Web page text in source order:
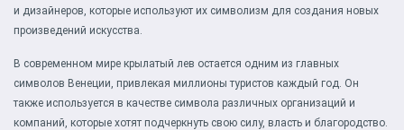
и дизайнеров, которые используют их символизм для создания новых
произведений искусства.
В современном мире крылатый лев остается одним из главных
символов Венеции, привлекая миллионы туристов каждый год. Он
также используется в качестве символа различных организаций и
компаний, которые хотят подчеркнуть свою силу, власть и благородство.